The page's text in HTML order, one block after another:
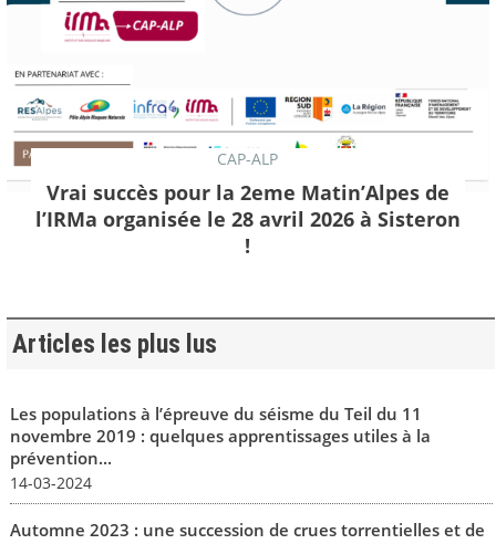
CAP-ALP
Vrai succès pour la 2eme Matin’Alpes de
l’IRMa organisée le 28 avril 2026 à Sisteron
!
Articles les plus lus
Les populations à l’épreuve du séisme du Teil du 11
novembre 2019 : quelques apprentissages utiles à la
prévention...
14-03-2024
Automne 2023 : une succession de crues torrentielles et de